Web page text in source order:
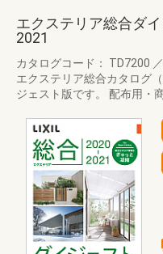
エクステリア総合ダ
2021
カタログコード： TD7200 ／
エクステリア総合カタログ
ジェスト版です。 配布用・